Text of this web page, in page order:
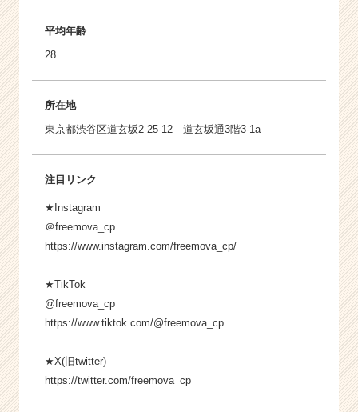
平均年齢
28
所在地
東京都渋谷区道玄坂2-25-12 道玄坂通3階3-1a
注目リンク
★Instagram
＠freemova_cp
https://www.instagram.com/freemova_cp/
★TikTok
@freemova_cp
https://www.tiktok.com/@freemova_cp
★X(旧twitter)
https://twitter.com/freemova_cp